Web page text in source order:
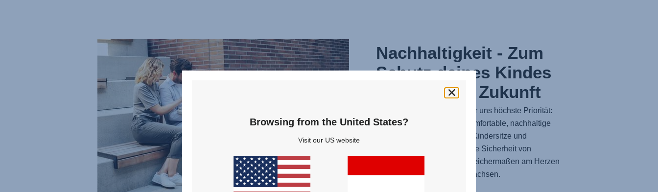
Nachhaltigkeit - Zum
Schutz deines Kindes
und unserer Zukunft
Das Thema Sicherheit hat für uns höchste Priorität:
Unser Ziel ist es, sichere, komfortable, nachhaltige
und einfach zu bedienende Kindersitze und
Kinderwagen anzubieten. Die Sicherheit von
Kindern weltweit liegt uns gleichermaßen am Herzen
wie die Welt, in der sie aufwachsen.
Browsing from the United States?
Visit our US website